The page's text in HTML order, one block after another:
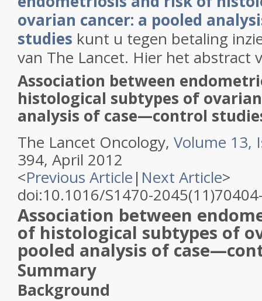
ovarian cancer: a pooled
studies kunt u tegen betaling
van The Lancet. Hier het abstract
Association between
histological subtypes of
analysis of case—control
The Lancet Oncology, Volume 13,
394, April 2012
<Previous Article| Next Article>
doi:10.1016/S1470-
Association between
of histological subtypes of
pooled analysis of
Summary
Background